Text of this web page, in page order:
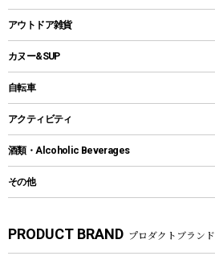
パラソル
テントアクセサリー
ペグ
グランドシート
ガイドロープ
ツール
鉄板、アミ
焚き火台&ストーブ
火起こし
バーベキューツール
クッカーセット
シェラカップ
クッキングツール
ナイフ
カトラリー
マグカップ、カップ
コップ付きタイプ
ワンタッチタイプ
プラスチックボトル
ディズニーボトル
クーラーバッグ
ウォータージャグ
保冷剤
アウトドアキャリー
アウトドア雑貨
バックパック&バッグ
リュック、バックパック
トートバッグ、サコッシュ
ショッピングキャリー
その他アウトドア雑貨
カヌー&SUP
インフレータブル
カヤック
パドル
ヘルメット
自転車
折りたたみ自転車
スポーツサイクル
シティサイクル
アクティビティ
マリン
ラッシュガード
酒類・Alcoholic Beverages
その他
湯たんぽ
PRODUCT BRAND プロダクトブランド